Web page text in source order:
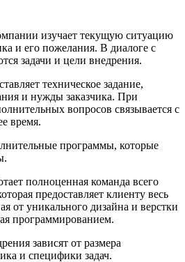
изучает текущую ситуацию
и его пожелания. В диалоге с
задачи и цели внедрения.
техническое задание,
и нужды заказчика. При
вопросов связывается с
время.
программы, которые
полноценная команда всего
предоставляет клиенту весь
от уникального дизайна и верстки
программированием.
зависят от размера
и специфики задач.